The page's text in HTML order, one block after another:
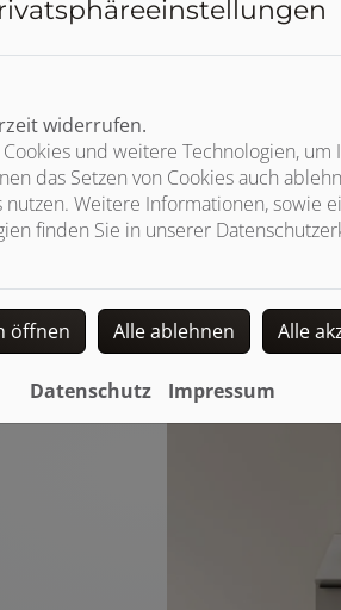
und schafft
lässt
Ein
Beschlagen
garantiert.
widerrufen.
und weitere Technologien, um
das Setzen von Cookies auch
Weitere Informationen, sowie
finden Sie in unserer
öffnen Alle ablehnen Alle
Datenschutz Impressum